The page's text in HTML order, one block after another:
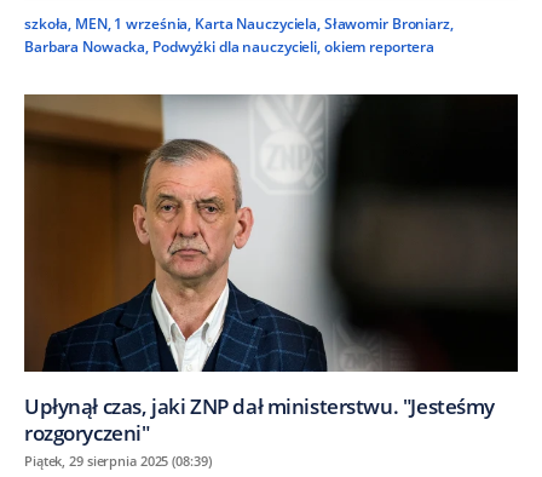
szkoła, MEN, 1 września, Karta Nauczyciela,Sławomir Broniarz,
Barbara Nowacka, Podwyżki dla nauczycieli,okiem reportera
Upłynął czas, jaki ZNP dał ministerstwu. "Jesteśmy
rozgoryczeni"
Piątek, 29 sierpnia 2025 (08:39)